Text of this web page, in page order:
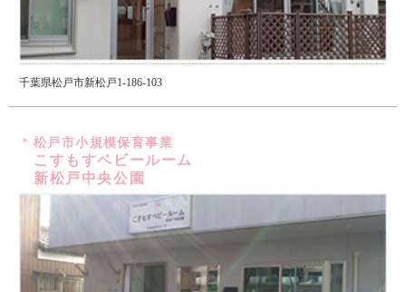
千葉県松戸市新松戸1-186-103
松戸市小規模保育事業
こすもすベビールーム
新松戸中央公園